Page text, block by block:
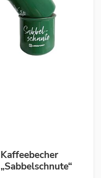
Kaffeebecher
„Sabbelschnute“